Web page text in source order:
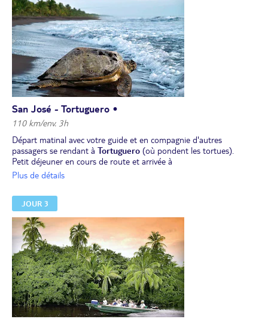
San José - Tortuguero •
110 km/env. 3h
Départ matinal avec votre guide et en compagnie d'autres
passagers se rendant à Tortuguero (où pondent les tortues).
Petit déjeuner en cours de route et arrivée à
l'embarcadère.
Déjeuner au lodge.
Visite duvillage de Tortuguero
Sa longue plage accueille chaque année, de juillet à septembre, des
milliers de tortues qui viennent pondre (excursion en option
proposée pendant cette période).
Dîner et installation pour 2 nuits à votre lodge.
Plus de détails
JOUR 3